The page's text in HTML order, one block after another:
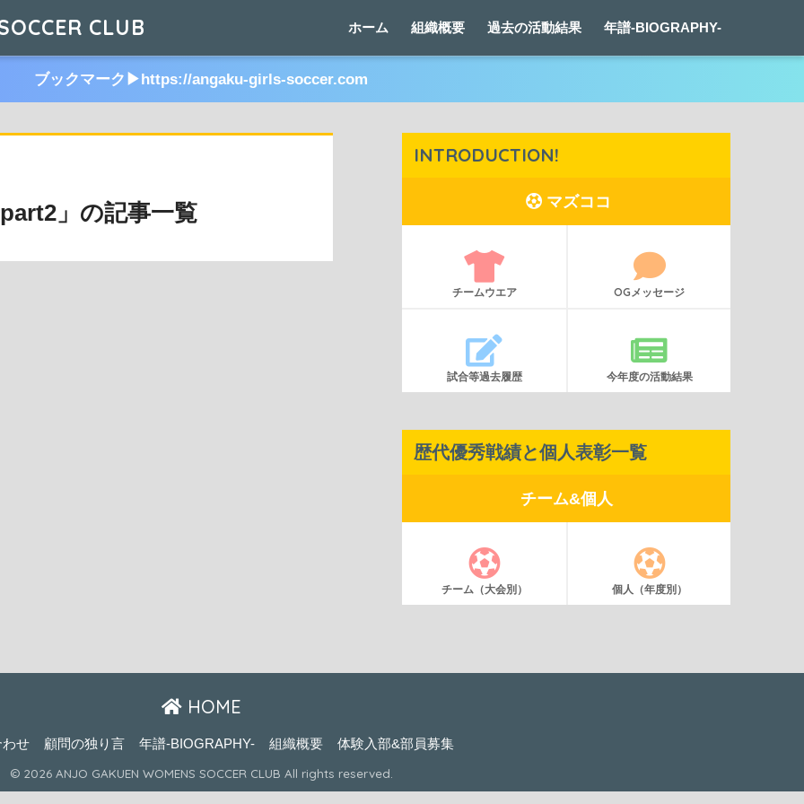
CLUB ホーム 組織概要 過去の活動結果 年譜-BIOGRAPHY-
ブックマーク▶︎https://angaku-girls-soccer.com
」の記事一覧
INTRODUCTION!
マズココ
チームウエア OGメッセージ
試合等過去履歴 今年度の活動結果
歴代優秀戦績と個人表彰一覧
チーム&個人
チーム（大会別） 個人（年度別）
HOME
せ 顧問の独り言 年譜-BIOGRAPHY- 組織概要 体験入部&部員募集
© 2026 ANJO GAKUEN WOMENS SOCCER CLUB All rights reserved.